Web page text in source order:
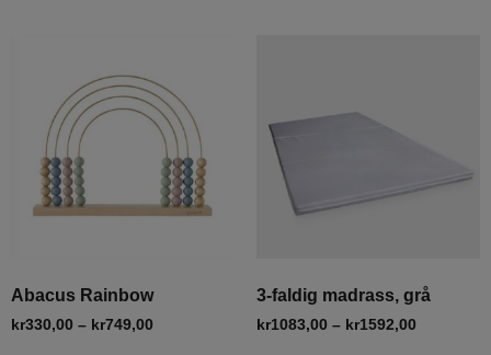
Abacus Rainbow
kr330,00 – kr749,00
3-faldig madrass, grå
kr1083,00 – kr1592,00